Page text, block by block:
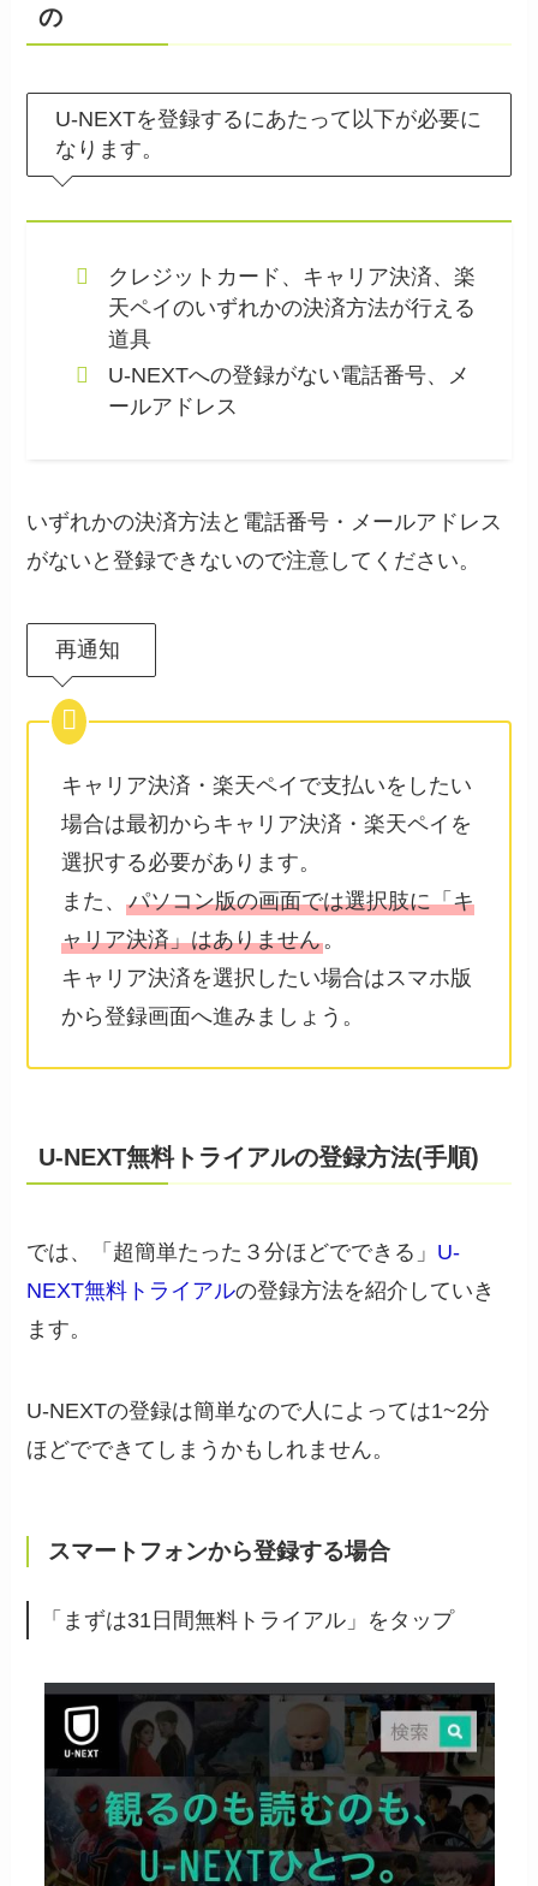
の
U-NEXTを登録するにあたって以下が必要に
なります。
クレジットカード、キャリア決済、楽
天ペイのいずれかの決済方法が行える
道具
U-NEXTへの登録がない電話番号、メ
ールアドレス
いずれかの決済方法と電話番号・メールアドレス
がないと登録できないので注意してください。
再通知
キャリア決済・楽天ペイで支払いをしたい
場合は最初からキャリア決済・楽天ペイを
選択する必要があります。
また、パソコン版の画面では選択肢に「キ
ャリア決済」はありません。
キャリア決済を選択したい場合はスマホ版
から登録画面へ進みましょう。
U-NEXT無料トライアルの登録方法(手順)
では、「超簡単たった３分ほどでできる」 U-
NEXT無料トライアルの登録方法を紹介していき
ます。
U-NEXTの登録は簡単なので人によっては1~2分
ほどでできてしまうかもしれません。
スマートフォンから登録する場合
「まずは31日間無料トライアル」をタップ